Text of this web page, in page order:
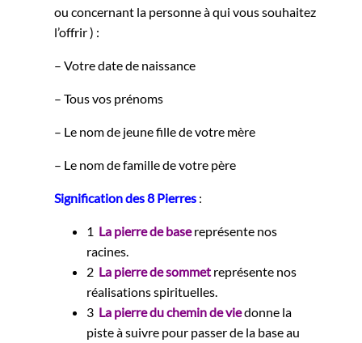
ou concernant la personne à qui vous souhaitez
l’offrir ) :
– Votre date de naissance
– Tous vos prénoms
– Le nom de jeune fille de votre mère
– Le nom de famille de votre père
Signification des 8 Pierres :
1 La pierre de basereprésente nos
racines.
2 La pierre de sommet représente nos
réalisations spirituelles.
3 La pierre du chemin de viedonne la
piste à suivre pour passer de la base au